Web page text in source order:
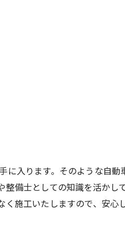
に入ります。そのような自動
備士としての知識を活かし
施工いたしますので、安心